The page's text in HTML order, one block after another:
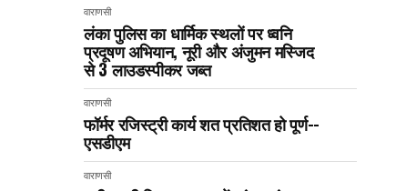
वाराणसी
लंका पुलिस का धार्मिक स्थलों पर ध्वनि
प्रदूषण अभियान, नूरी और अंजुमन मस्जिद
से 3 लाउडस्पीकर जब्त
वाराणसी
फॉर्मर रजिस्ट्री कार्य शत प्रतिशत हो पूर्ण--
एसडीएम
वाराणसी